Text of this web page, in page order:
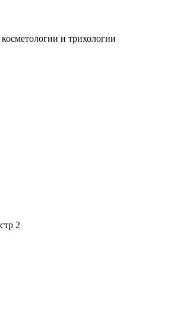
и трихологии
2